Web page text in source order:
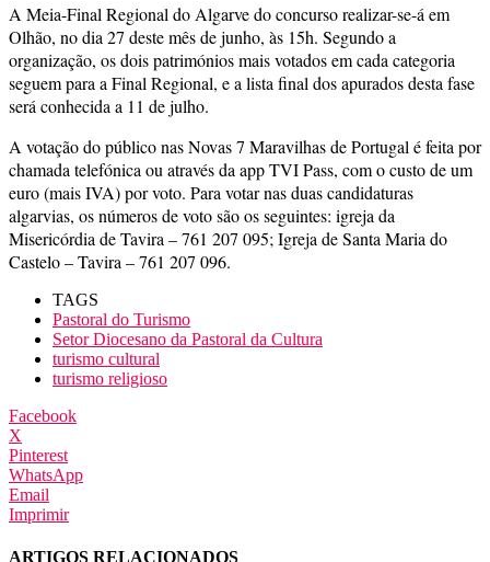
A Meia-Final Regional do Algarve do concurso realizar-se-á em
Olhão, no dia 27 deste mês de junho, às 15h. Segundo a
organização, os dois patrimónios mais votados em cada categoria
seguem para a Final Regional, e a lista final dos apurados desta fase
será conhecida a 11 de julho.
A votação do público nas Novas 7 Maravilhas de Portugal é feita por
chamada telefónica ou através da app TVI Pass, com o custo de um
euro (mais IVA) por voto. Para votar nas duas candidaturas
algarvias, os números de voto são os seguintes: igreja da
Misericórdia de Tavira – 761 207 095; Igreja de Santa Maria do
Castelo – Tavira – 761 207 096.
TAGS
Pastoral do Turismo
Setor Diocesano da Pastoral da Cultura
turismo cultural
turismo religioso
Facebook
X
Pinterest
WhatsApp
Email
Imprimir
ARTIGOS RELACIONADOS